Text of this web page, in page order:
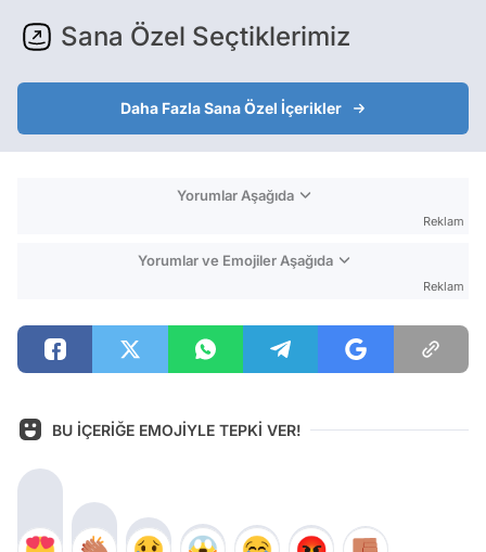
Sana Özel Seçtiklerimiz
Daha Fazla Sana Özel İçerikler
Yorumlar Aşağıda
Reklam
Yorumlar ve Emojiler Aşağıda
Reklam
BU İÇERİĞE EMOJİYLE TEPKİ VER!